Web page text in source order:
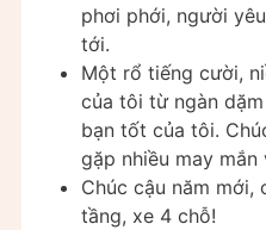
phơi phới, người
tới.
Một rổ tiếng cười,
của tôi từ ngàn
bạn tốt của tôi.
gặp nhiều may mắn
Chúc cậu năm mới,
tầng, xe 4 chỗ!